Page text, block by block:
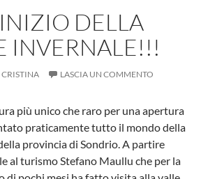
DELLA
INVERNALE!!!
CRISTINA LASCIA UN COMMENTO
più unico che raro per una apertura
praticamente tutto il mondo della
provincia di Sondrio. A partire
al turismo Stefano Maullu che per la